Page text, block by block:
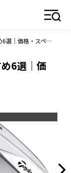
テーラーメイドアイアンおすすめ6選｜価格・スペック徹底比較
6選｜価